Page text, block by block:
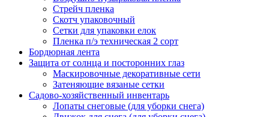
Стрейч пленка
Скотч упаковочный
Сетки для упаковки елок
Пленка п/э техническая 2 сорт
Бордюрная лента
Защита от солнца и посторонних глаз
Маскировочные декоративные сети
Затеняющие вязаные сетки
Садово-хозяйственный инвентарь
Лопаты снеговые (для уборки снега)